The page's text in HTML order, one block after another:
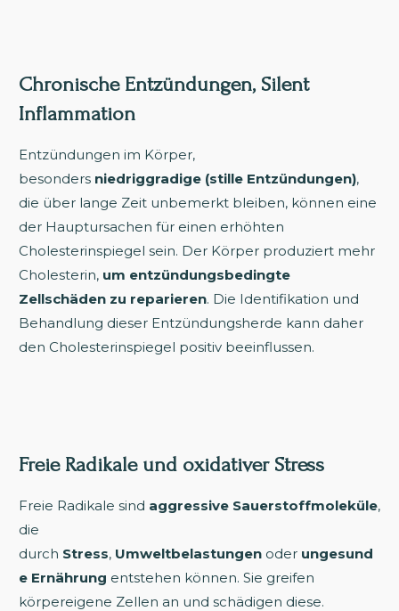
Chronische Entzündungen, Silent
Inflammation
Entzündungen im Körper,
besonders niedriggradige (stille Entzündungen),
die über lange Zeit unbemerkt bleiben, können eine
der Hauptursachen für einen erhöhten
Cholesterinspiegel sein. Der Körper produziert mehr
Cholesterin, um entzündungsbedingte
Zellschäden zu reparieren. Die Identifikation und
Behandlung dieser Entzündungsherde kann daher
den Cholesterinspiegel positiv beeinflussen.
Freie Radikale und oxidativer Stress
Freie Radikale sind aggressive Sauerstoffmoleküle,
die
durch Stress, Umweltbelastungen oder ungesund
e Ernährung entstehen können. Sie greifen
körpereigene Zellen an und schädigen diese.